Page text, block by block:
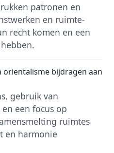
patronen en
en ruimte-
recht komen en een
orientalisme bijdragen aan
gebruik van
een focus op
ruimtes
en harmonie